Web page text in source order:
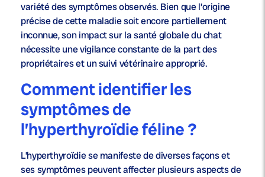
variété des symptômes observés. Bien que l’origine
précise de cette maladie soit encore partiellement
inconnue, son impact sur la santé globale du chat
nécessite une vigilance constante de la part des
propriétaires et un suivi vétérinaire approprié.
Comment identifier les
symptômes de
l’hyperthyroïdie féline ?
L’hyperthyroïdie se manifeste de diverses façons et
ses symptômes peuvent affecter plusieurs aspects de